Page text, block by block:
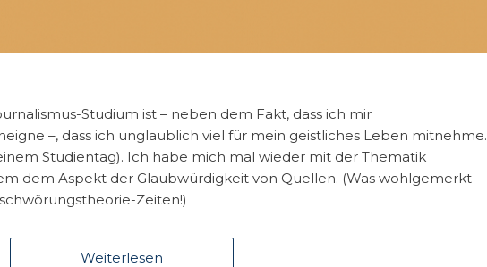
Studium ist – neben dem Fakt, dass ich mir
–, dass ich unglaublich viel für mein geistliches Leben mitnehme.
Studientag). Ich habe mich mal wieder mit der Thematik
dem Aspekt der Glaubwürdigkeit von Quellen. (Was wohlgemerkt
Zeiten!)
Weiterlesen